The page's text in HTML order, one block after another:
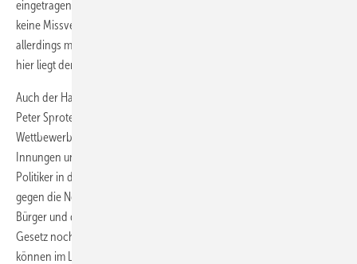
eingetragen gibt es Bundesweit eine Schraubergarantie. Nur damit
keine Missverständnisse aufkommen, ich bin für Wettbewerb,
allerdings muss dieser Fair gegenüber allen Parteien sein und genau
hier liegt der Knackpunkt.
Auch der Hauptgeschäftsführer des Fachverbandes SHK NRW, Hans-
Peter Sproten, sieht in dem Entwurf eine massive
Wettbewerbsverzerrung zu Lasten der SHK-Betriebe und ruft daher
Innungen und Innungsfachbetriebe auf, alle Einflussmöglichkeiten auf
Politiker in den Gemeinden, im Land oder im Bund zu nutzen, um
gegen die Neuregelung des Schornsteinfegerwesens zu Lasten der
Bürger und des SHK-Handwerks zu protestieren. Sproten: „Da das
Gesetz noch nicht durch den Bundestag verabschiedet wurde,
können im Laufe des Weiteren parlamentarischen Verfahrens